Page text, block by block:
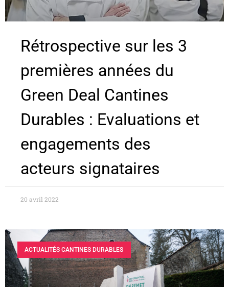
Rétrospective sur les 3
premières années du
Green Deal Cantines
Durables : Evaluations et
engagements des
acteurs signataires
20 avril 2022
ACTUALITÉS CANTINES DURABLES